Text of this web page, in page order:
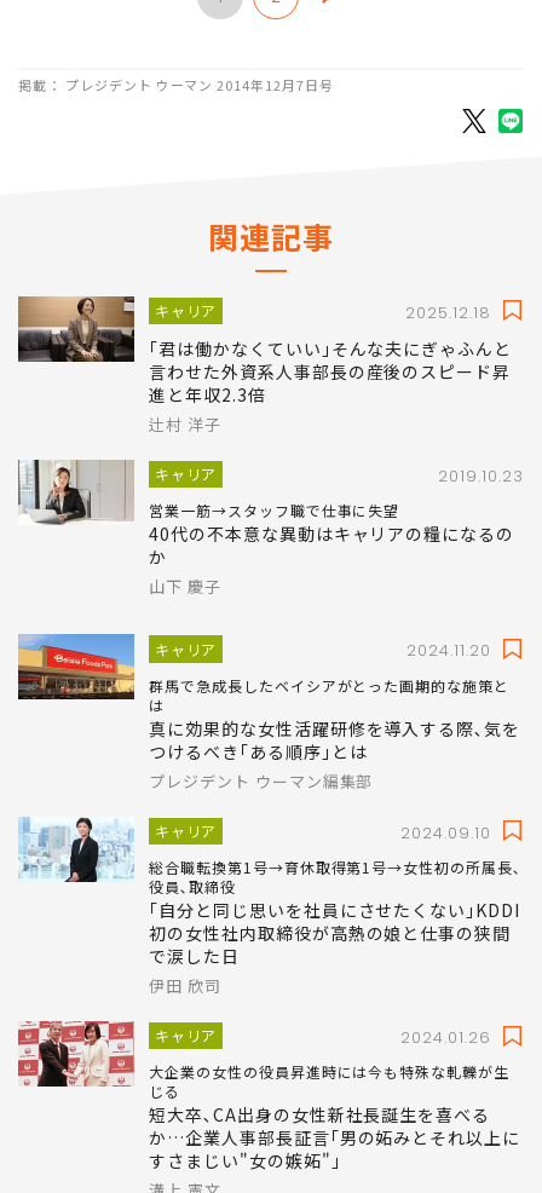
掲載： プレジデント ウーマン 2014年12月7日号
関連記事
キャリア 2025.12.18
｢君は働かなくていい｣そんな夫にぎゃふんと
言わせた外資系人事部長の産後のスピード昇
進と年収2.3倍
辻村 洋子
キャリア 2019.10.23
営業一筋→スタッフ職で仕事に失望
40代の不本意な異動はキャリアの糧になるの
か
山下 慶子
キャリア 2024.11.20
群馬で急成長したベイシアがとった画期的な施策と
は
真に効果的な女性活躍研修を導入する際､気を
つけるべき｢ある順序｣とは
プレジデント ウーマン編集部
キャリア 2024.09.10
総合職転換第1号→育休取得第1号→女性初の所属長､
役員､取締役
｢自分と同じ思いを社員にさせたくない｣KDDI
初の女性社内取締役が高熱の娘と仕事の狭間
で涙した日
伊田 欣司
キャリア 2024.01.26
大企業の女性の役員昇進時には今も特殊な軋轢が生
じる
短大卒､CA出身の女性新社長誕生を喜べる
か…企業人事部長証言｢男の妬みとそれ以上に
すさまじい"女の嫉妬"｣